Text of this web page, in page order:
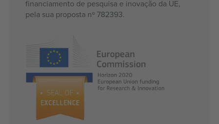
financiamento de pesquisa e inovação da UE,
pela sua proposta nº 782393.